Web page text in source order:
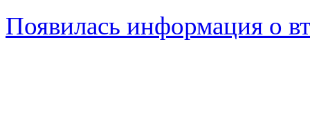
Появилась информация о